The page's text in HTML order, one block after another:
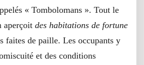
« Tombolomans ». Tout le
aperçoit des habitations de fortune
faites de paille. Les occupants y
et des conditions